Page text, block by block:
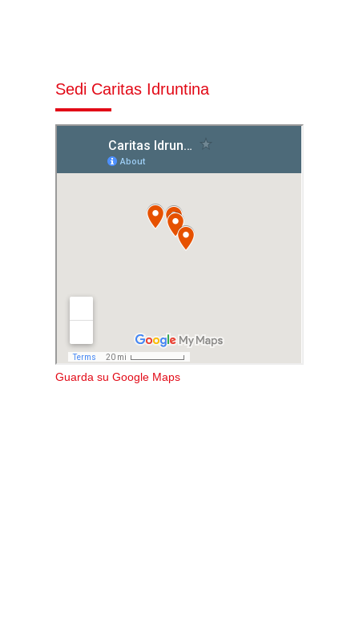
Sedi Caritas Idruntina
Guarda su Google Maps